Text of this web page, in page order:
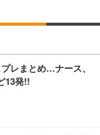
デスクチェア メッシ
ラック
チェア 疲れない テレ
ト 30度ロッキング機
度跳ね上げ式アーム
モニター | FlexScan
ター DualSense 充電
ツ 厚型 ワイド 42枚
イトブルー)
L 中型犬用 26枚入
レまとめ…ナース、
13発!!